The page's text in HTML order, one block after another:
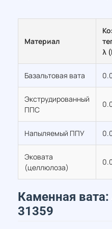
Материал
λ
Базальтовая вата
Экструдированный
ППС
Напыляемый ППУ
Эковата
(целлюлоза)
Каменная
31359